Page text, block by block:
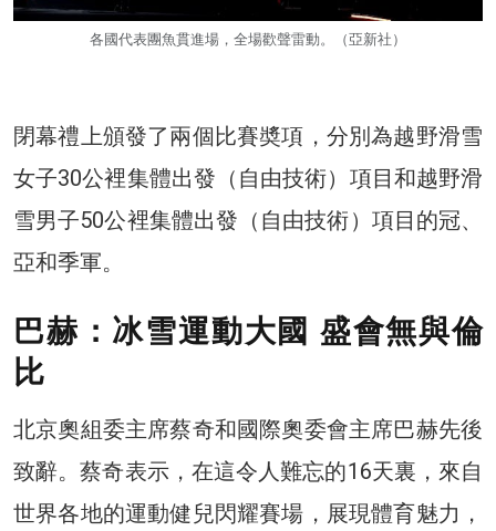
各國代表團魚貫進場，全場歡聲雷動。（亞新社）
閉幕禮上頒發了兩個比賽奬項，分別為越野滑雪
女子30公裡集體出發（自由技術）項目和越野滑
雪男子50公裡集體出發（自由技術）項目的冠、
亞和季軍。
巴赫：冰雪運動大國 盛會無與倫
比
北京奧組委主席蔡奇和國際奧委會主席巴赫先後
致辭。蔡奇表示，在這令人難忘的16天裏，來自
世界各地的運動健兒閃耀賽場，展現體育魅力，